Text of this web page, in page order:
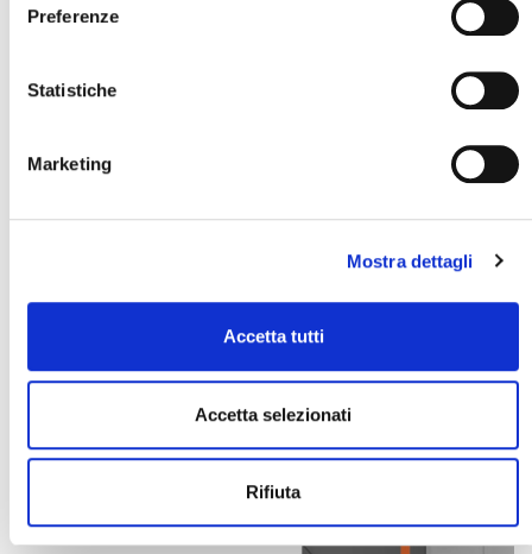
Preferenze
Statistiche
Marketing
Mostra dettagli
Accetta tutti
Accetta selezionati
Rifiuta
Pannello touch screen con supporto a braccio